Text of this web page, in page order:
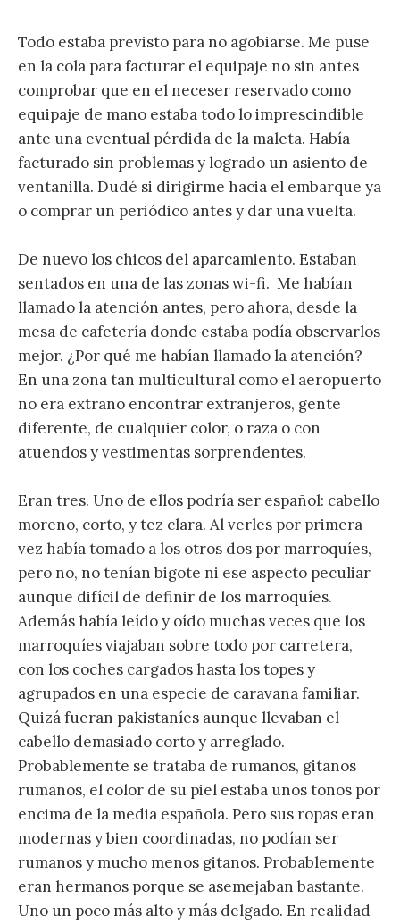
Todo estaba previsto para no agobiarse. Me puse
en la cola para facturar el equipaje no sin antes
comprobar que en el neceser reservado como
equipaje de mano estaba todo lo imprescindible
ante una eventual pérdida de la maleta. Había
facturado sin problemas y logrado un asiento de
ventanilla. Dudé si dirigirme hacia el embarque ya
o comprar un periódico antes y dar una vuelta.
De nuevo los chicos del aparcamiento. Estaban
sentados en una de las zonas wi-fi. Me habían
llamado la atención antes, pero ahora, desde la
mesa de cafetería donde estaba podía observarlos
mejor. ¿Por qué me habían llamado la atención?
En una zona tan multicultural como el aeropuerto
no era extraño encontrar extranjeros, gente
diferente, de cualquier color, o raza o con
atuendos y vestimentas sorprendentes.
Eran tres. Uno de ellos podría ser español: cabello
moreno, corto, y tez clara. Al verles por primera
vez había tomado a los otros dos por marroquíes,
pero no, no tenían bigote ni ese aspecto peculiar
aunque difícil de definir de los marroquíes.
Además había leído y oído muchas veces que los
marroquíes viajaban sobre todo por carretera,
con los coches cargados hasta los topes y
agrupados en una especie de caravana familiar.
Quizá fueran pakistaníes aunque llevaban el
cabello demasiado corto y arreglado.
Probablemente se trataba de rumanos, gitanos
rumanos, el color de su piel estaba unos tonos por
encima de la media española. Pero sus ropas eran
modernas y bien coordinadas, no podían ser
rumanos y mucho menos gitanos. Probablemente
eran hermanos porque se asemejaban bastante.
Uno un poco más alto y más delgado. En realidad